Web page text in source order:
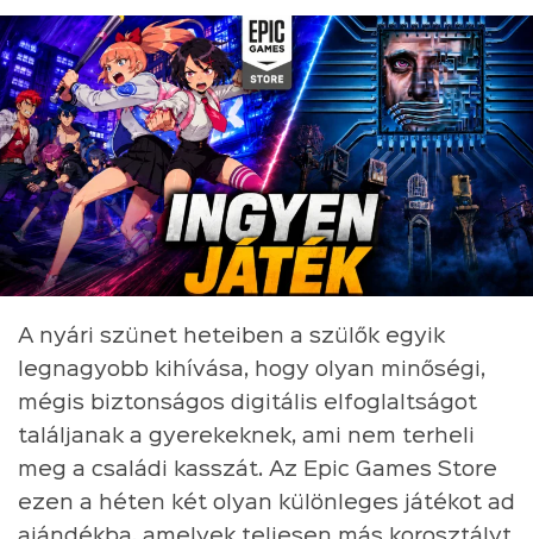
A nyári szünet heteiben a szülők egyik
legnagyobb kihívása, hogy olyan minőségi,
mégis biztonságos digitális elfoglaltságot
találjanak a gyerekeknek, ami nem terheli
meg a családi kasszát. Az Epic Games Store
ezen a héten két olyan különleges játékot ad